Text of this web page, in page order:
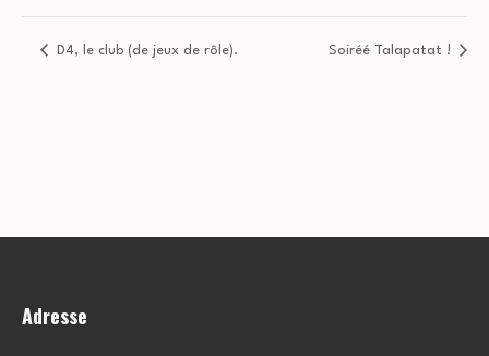
D4, le club (de jeux de rôle). Soiréé Talapatat !
Adresse